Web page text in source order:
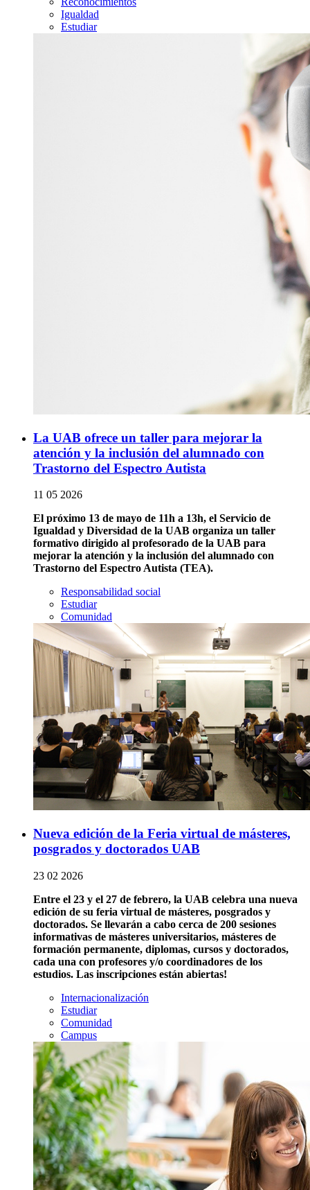
Igualdad
Estudiar
La UAB ofrece un taller para mejorar la
atención y la inclusión del alumnado con
Trastorno del Espectro Autista
11 05 2026
El próximo 13 de mayo de 11h a 13h, el Servicio de
Igualdad y Diversidad de la UAB organiza un taller
formativo dirigido al profesorado de la UAB para
mejorar la atención y la inclusión del alumnado con
Trastorno del Espectro Autista (TEA).
Responsabilidad social
Estudiar
Comunidad
Nueva edición de la Feria virtual de másteres,
posgrados y doctorados UAB
23 02 2026
Entre el 23 y el 27 de febrero, la UAB celebra una nueva
edición de su feria virtual de másteres, posgrados y
doctorados. Se llevarán a cabo cerca de 200 sesiones
informativas de másteres universitarios, másteres de
formación permanente, diplomas, cursos y doctorados,
cada una con profesores y/o coordinadores de los
estudios. Las inscripciones están abiertas!
Internacionalización
Estudiar
Comunidad
Campus